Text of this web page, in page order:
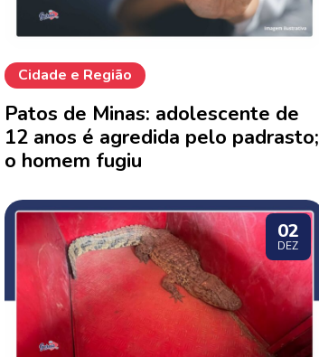
Cidade e Região
Patos de Minas: adolescente de
12 anos é agredida pelo padrasto;
o homem fugiu
02
DEZ